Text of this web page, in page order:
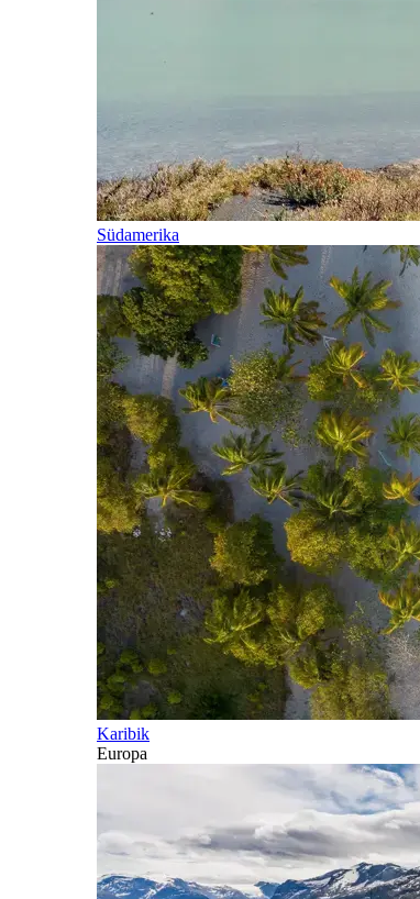
Südamerika
Karibik
Europa